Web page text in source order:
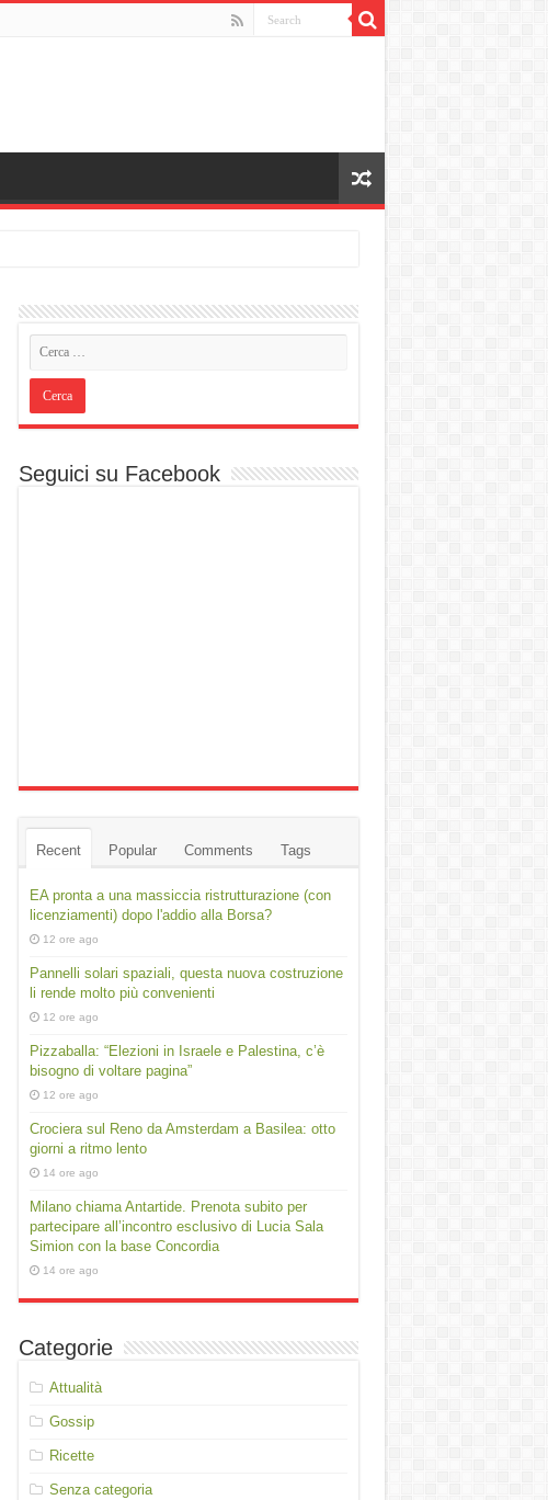
Seguici su Facebook
Recent Popular Comments Tags
EA pronta a una massiccia ristrutturazione (con
licenziamenti) dopo l'addio alla Borsa?
12 ore ago
Pannelli solari spaziali, questa nuova costruzione
li rende molto più convenienti
12 ore ago
Pizzaballa: “Elezioni in Israele e Palestina, c’è
bisogno di voltare pagina”
12 ore ago
Crociera sul Reno da Amsterdam a Basilea: otto
giorni a ritmo lento
14 ore ago
Milano chiama Antartide. Prenota subito per
partecipare all’incontro esclusivo di Lucia Sala
Simion con la base Concordia
14 ore ago
Categorie
Attualità
Gossip
Ricette
Senza categoria